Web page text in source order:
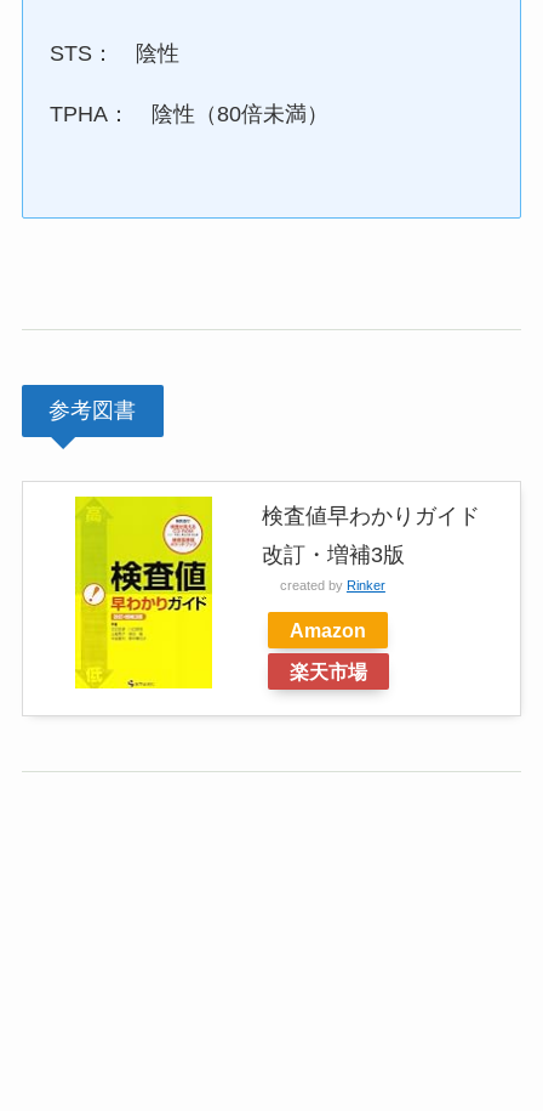
STS： 陰性
TPHA： 陰性（80倍未満）
参考図書
検査値早わかりガイド
改訂・増補3版
created by Rinker
Amazon
楽天市場